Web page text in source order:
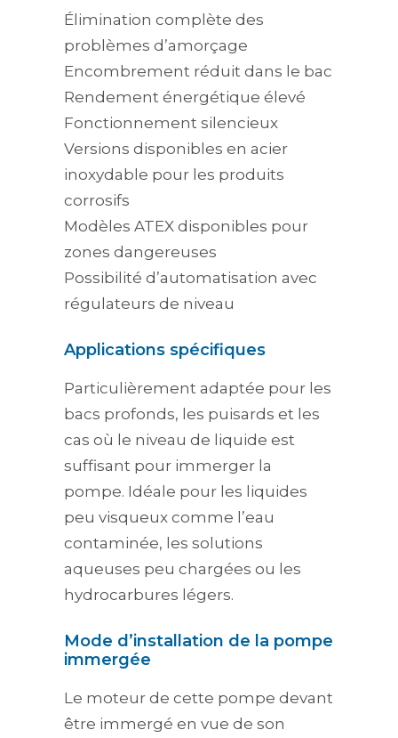
Élimination complète des
problèmes d’amorçage
Encombrement réduit dans le bac
Rendement énergétique élevé
Fonctionnement silencieux
Versions disponibles en acier
inoxydable pour les produits
corrosifs
Modèles ATEX disponibles pour
zones dangereuses
Possibilité d’automatisation avec
régulateurs de niveau
Applications spécifiques
Particulièrement adaptée pour les
bacs profonds, les puisards et les
cas où le niveau de liquide est
suffisant pour immerger la
pompe. Idéale pour les liquides
peu visqueux comme l’eau
contaminée, les solutions
aqueuses peu chargées ou les
hydrocarbures légers.
Mode d’installation de la pompe
immergée
Le moteur de cette pompe devant
être immergé en vue de son